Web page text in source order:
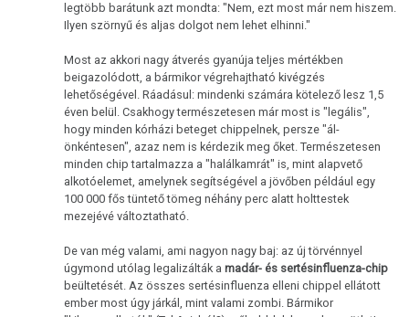
legtöbb barátunk azt mondta: "Nem, ezt most már nem hiszem.
Ilyen szörnyű és aljas dolgot nem lehet elhinni."
Most az akkori nagy átverés gyanúja teljes mértékben
beigazolódott, a bármikor végrehajtható kivégzés
lehetőségével. Ráadásul: mindenki számára kötelező lesz 1,5
éven belül. Csakhogy természetesen már most is "legális",
hogy minden kórházi beteget chippelnek, persze "ál-
önkéntesen", azaz nem is kérdezik meg őket. Természetesen
minden chip tartalmazza a "halálkamrát" is, mint alapvető
alkotóelemet, amelynek segítségével a jövőben például egy
100 000 fős tüntető tömeg néhány perc alatt holttestek
mezejévé változtatható.
De van még valami, ami nagyon nagy baj: az új törvénnyel
úgymond utólag legalizálták amadár- és sertésinfluenza-chip
beültetését. Az összes sertésinfluenza elleni chippel ellátott
ember most úgy járkál, mint valami zombi. Bármikor